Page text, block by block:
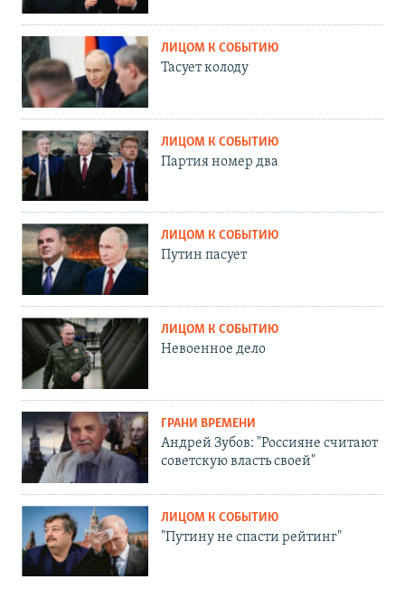
ЛИЦОМ К СОБЫТИЮ
Тасует колоду
ЛИЦОМ К СОБЫТИЮ
Партия номер два
ЛИЦОМ К СОБЫТИЮ
Путин пасует
ЛИЦОМ К СОБЫТИЮ
Невоенное дело
ГРАНИ ВРЕМЕНИ
Андрей Зубов: "Россияне считают
советскую власть своей"
ЛИЦОМ К СОБЫТИЮ
"Путину не спасти рейтинг"